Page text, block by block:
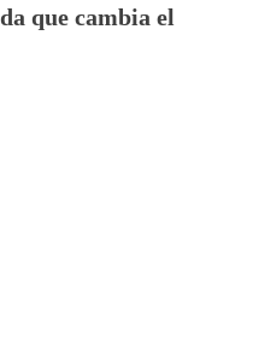
que cambia el